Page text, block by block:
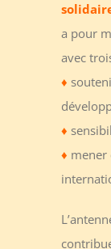
a pour
avec
♦
♦
♦ mener